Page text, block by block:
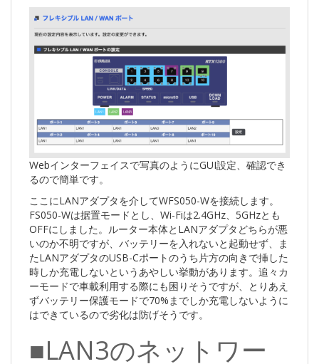
Webインターフェイスで写真のようにGUI設定、確認でき
るので簡単です。
ここにLANアダプタを介してWFS050-Wを接続します。
FS050-Wは据置モードとし、Wi-Fiは2.4GHz、5GHzとも
OFFにしました。ルーター本体とLANアダプタどちらが悪
いのか不明ですが、バッテリーを入れないと起動せず、ま
たLANアダプタのUSB-Cポートのうち片方の向きで挿した
時しか充電しないというあやしい挙動があります。追々カ
ーモードで車載利用する際にも困りそうですが、とりあえ
ずバッテリー保護モードで70%までしか充電しないように
はできているので劣化は防げそうです。
■LAN3のネットワー